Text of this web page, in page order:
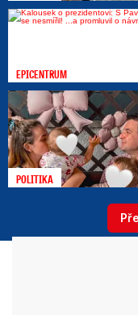
EPICENTRUM
POLITIKA